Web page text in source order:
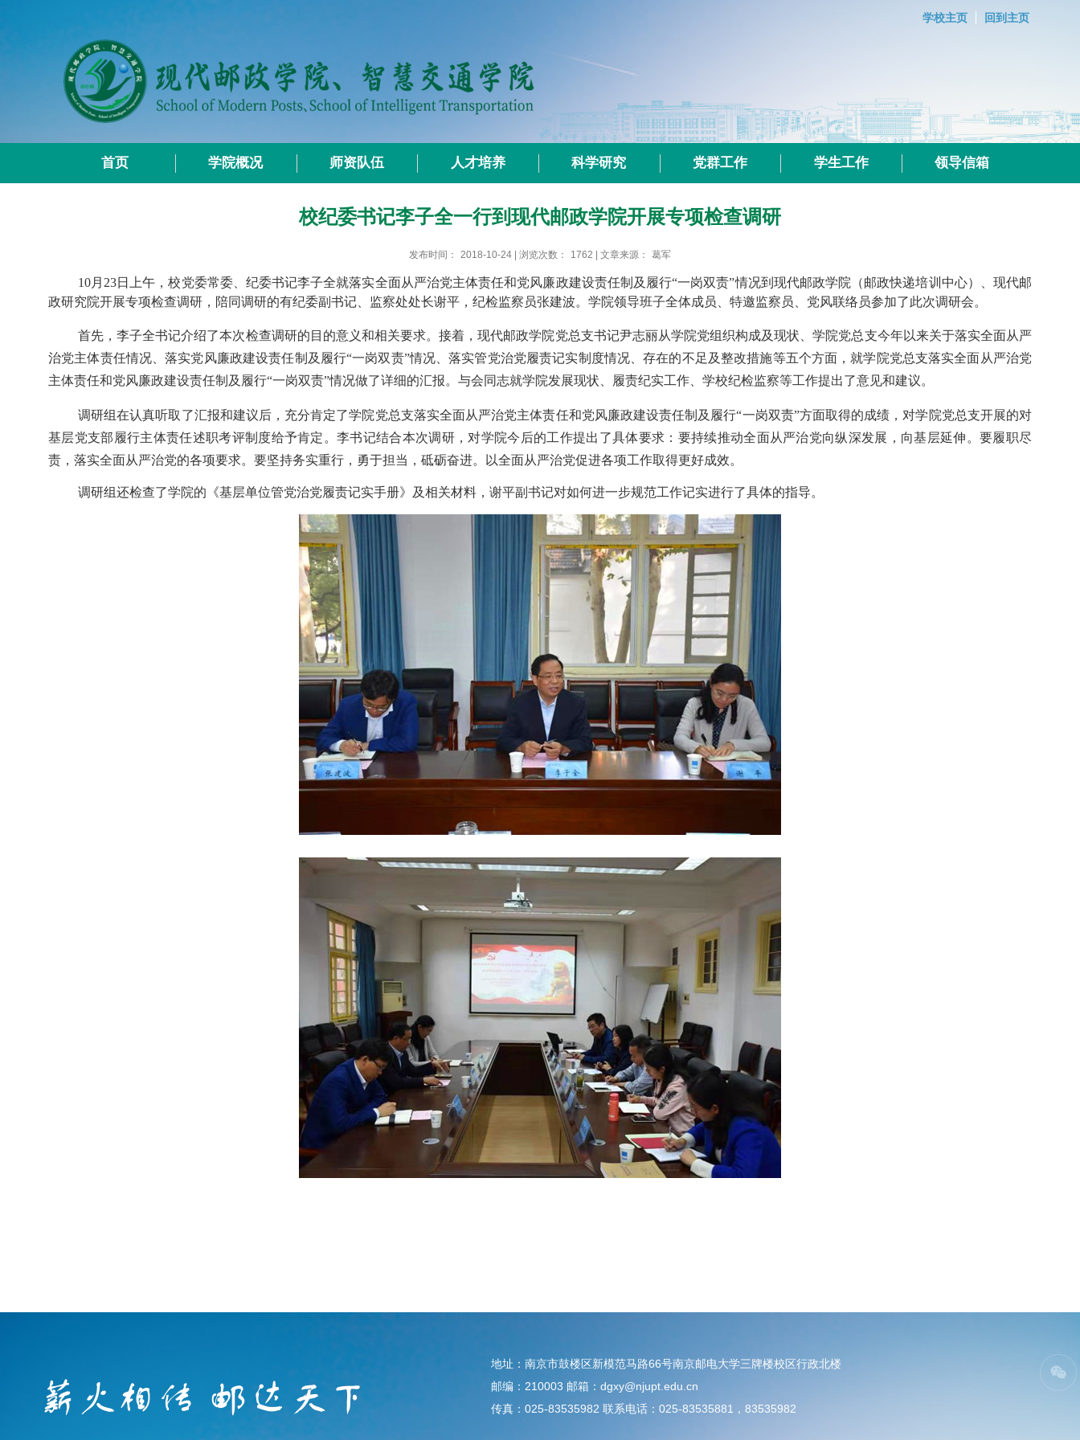
学校主页 回到主页
首页 学院概况 师资队伍 人才培养 科学研究 党群工作 学生工作 领导信箱
校纪委书记李子全一行到现代邮政学院开展专项检查调研
发布时间： 2018-10-24 | 浏览次数： 1762 | 文章来源： 葛军
10月23日上午，校党委常委、纪委书记李子全就落实全面从严治党主体责任和党风廉政建设责任制及履行“一岗双责”情况到现代邮政学院（邮政快递培训中心）、现代邮
政研究院开展专项检查调研，陪同调研的有纪委副书记、监察处处长谢平，纪检监察员张建波。学院领导班子全体成员、特邀监察员、党风联络员参加了此次调研会。
首先，李子全书记介绍了本次检查调研的目的意义和相关要求。接着，现代邮政学院党总支书记尹志丽从学院党组织构成及现状、学院党总支今年以来关于落实全面从严
治党主体责任情况、落实党风廉政建设责任制及履行“一岗双责”情况、落实管党治党履责记实制度情况、存在的不足及整改措施等五个方面， 就学院党总支落实全面从严治党
主体责任和党风廉政建设责任制及履行“一岗双责”情况做了详细的汇报。 与会同志就学院发展现状、履责纪实工作、学校纪检监察等工作提出了意见和建议。
调研组在认真听取了汇报和建议后，充分肯定了学院党总支落实全面从严治党主体责任和党风廉政建设责任制及履行“一岗双责”方面取得的成绩，对学院党总支开展的对
基层党支部履行主体责任述职考评制度给予肯定。李书记结合本次调研，对学院今后的工作提出了具体要求：要持续推动全面从严治党向纵深发展，向基层延伸。要履职尽
责，落实全面从严治党的各项要求。要坚持务实重行，勇于担当，砥砺奋进。以全面从严治党促进各项工作取得更好成效。
调研组还检查了学院的《基层单位管党治党履责记实手册》及相关材料，谢平副书记对如何进一步规范工作记实进行了具体的指导。
地址：南京市鼓楼区新模范马路66号南京邮电大学三牌楼校区行政北楼
邮编：210003 邮箱：dgxy@njupt.edu.cn
传真：025-83535982 联系电话：025-83535881，83535982